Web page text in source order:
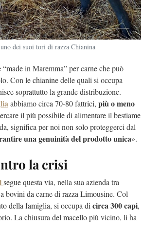
dei suoi tori di razza Chianina
in Maremma” per carne che può
Con le chianine delle quali si occupa
soprattutto la grande distribuzione.
abbiamo circa 70-80 fattrici, più o meno
il più possibile di alimentare il bestiame
significa per noi non solo proteggerci dal
una genuinità del prodotto unica».
la crisi
segue questa via, nella sua azienda tra
bovini da carne di razza Limousine. Col
della famiglia, si occupa di circa 300 capi,
La chiusura del macello più vicino, li ha